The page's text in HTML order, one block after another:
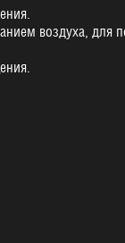
воздуха, для